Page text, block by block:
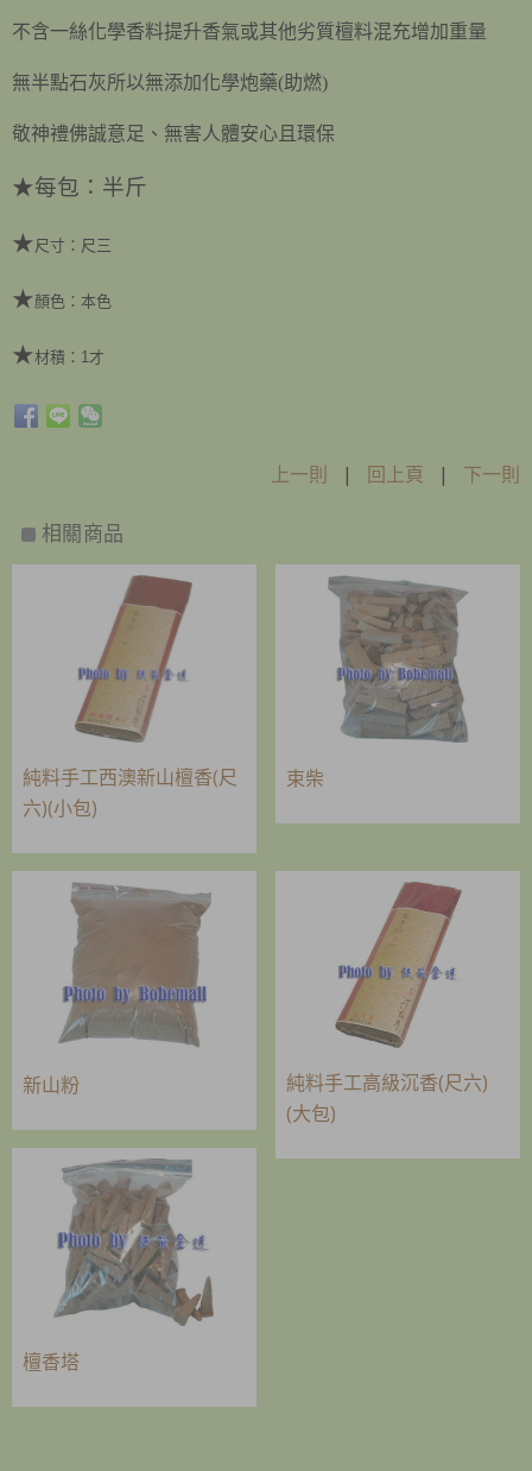
不含一絲化學香料提升香氣或其他劣質檀料混充增加重量
無半點石灰所以無添加化學炮藥(助燃)
敬神禮佛誠意足、無害人體安心且環保
★每包：半斤
★尺寸：尺三
★顏色：本色
★材積：1才
上一則 | 回上頁 | 下一則
相關商品
純料手工西澳新山檀香(尺
六)(小包)
束柴
新山粉
純料手工高級沉香(尺六)
(大包)
檀香塔